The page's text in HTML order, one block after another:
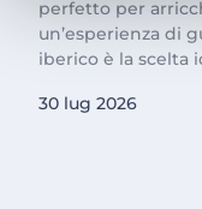
perfetto per
un’esperienza di
iberico è la scelta
30 lug 2026